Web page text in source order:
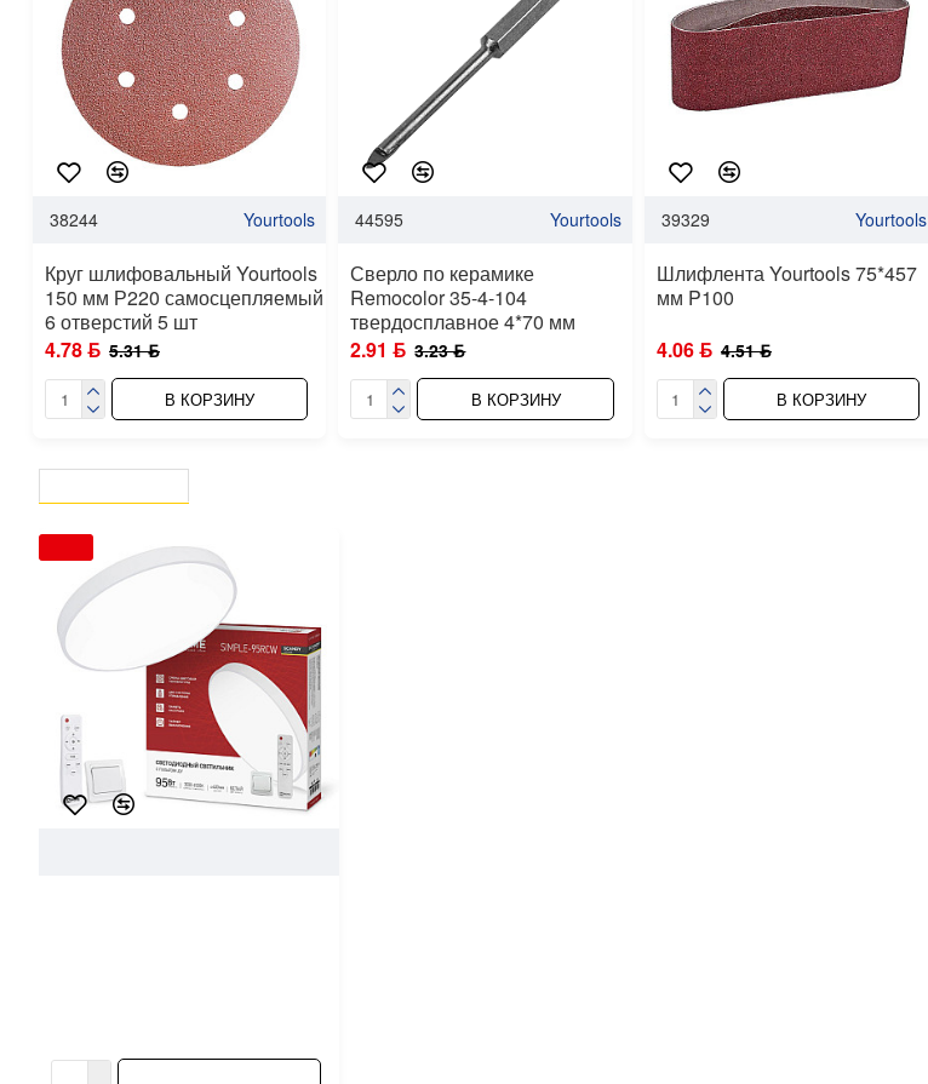
38244 Yourtools
Круг шлифовальный Yourtools
150 мм Р220 самосцепляемый
6 отверстий 5 шт
4.78 ƃ 5.31 ƃ
В КОРЗИНУ
44595 Yourtools
Сверло по керамике
Remocolor 35-4-104
твердосплавное 4*70 мм
2.91 ƃ 3.23 ƃ
В КОРЗИНУ
39329 Yourtools
Шлифлента Yourtools 75*457
мм P100
4.06 ƃ 4.51 ƃ
В КОРЗИНУ